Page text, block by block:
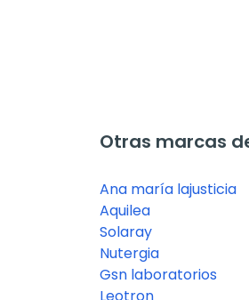
Otras marcas
Ana maría lajusticia
Aquilea
Solaray
Nutergia
Gsn laboratorios